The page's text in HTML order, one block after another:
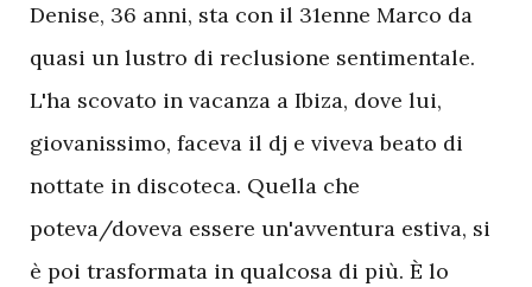
Denise, 36 anni, sta con il 31enne Marco da
quasi un lustro di reclusione sentimentale.
L'ha scovato in vacanza a Ibiza, dove lui,
giovanissimo, faceva il dj e viveva beato di
nottate in discoteca. Quella che
poteva/doveva essere un'avventura estiva, si
è poi trasformata in qualcosa di più. È lo